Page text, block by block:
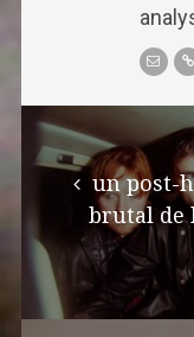
Post
navigation
un post-
brutal de